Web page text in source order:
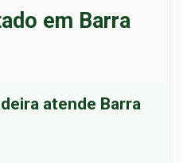
em Barra
atende Barra